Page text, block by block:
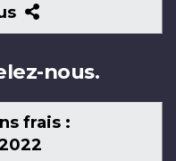
Suivez-
nous
nous.
frais :